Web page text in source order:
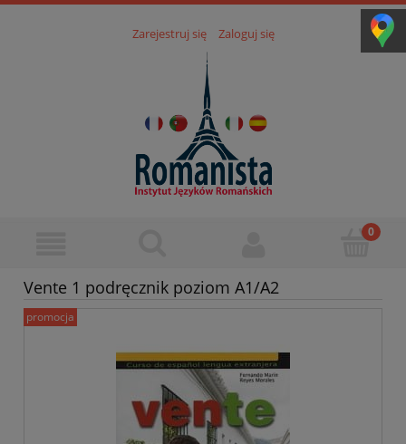
Zarejestruj się Zaloguj się
Vente 1 podręcznik poziom A1/A2
promocja